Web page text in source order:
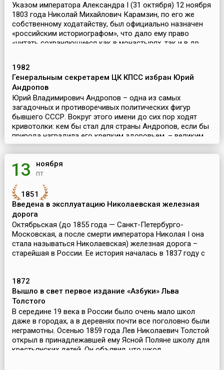
Указом императора Александра I (31 октября) 12 ноября
1803 года Николай Михайлович Карамзин, по его же
собственному ходатайству, был официально назначен
«российским историографом», что дало ему право
«читать сохраняющиеся как в монастырях, так и в др...
1982
Генеральным секретарем ЦК КПСС избран Юрий
Андропов
Юрий Владимирович Андропов – одна из самых
загадочных и противоречивых политических фигур
бывшего СССР. Вокруг этого имени до сих пор ходят
кривотолки: кем бы стал для страны Андропов, если бы
природа наградила его крепким здоровьем, – великим
реформ...
13 ноября
пт
1851
Введена в эксплуатацию Николаевская железная
дорога
Октябрьская (до 1855 года — Санкт-Петербурго-
Московская, а после смерти императора Николая I она
стала называться Николаевская) железная дорога –
старейшая в России. Ее история началась в 1837 году с
1872
Вышло в свет первое издание «Азбуки» Льва
Толстого
В середине 19 века в России было очень мало школ
даже в городах, а в деревнях почти все поголовно были
неграмотны. Осенью 1859 года Лев Николаевич Толстой
открыл в принадлежавшей ему Ясной Поляне школу для
крестьянских детей. Он объявил, что школ...